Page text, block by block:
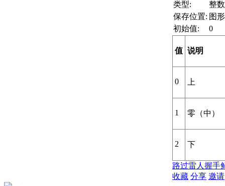
类型:
整数
保存位置: 图形
初始值:
0
值 说明
0 上
1 零（中）
2 下
路过雷人 握手
收藏 分享 邀请